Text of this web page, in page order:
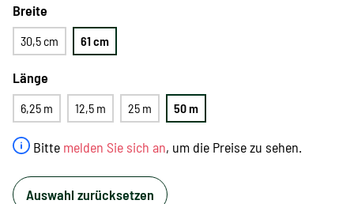
Bitte melden Sie sich an, um die Preise zu sehen.
Breite
30,5 cm 61 cm
Länge
6,25 m 12,5 m 25 m 50 m
Auswahl zurücksetzen